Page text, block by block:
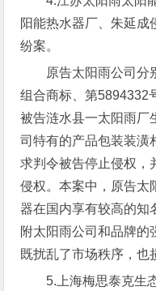
阳能热水器厂、朱延成
纷案。
原告太阳雨公司分
组合商标、第5894332
被告涟水县一太阳雨厂
司特有的产品包装装潢
求判令被告停止侵权，
侵权。本案中，原告太
器在国内享有较高的知
附太阳雨公司和品牌的
既扰乱了市场秩序，也
5.上海梅思泰克生